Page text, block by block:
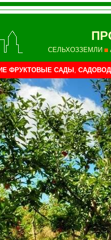
СЕЛЬХОЗЗЕМЛИ
ФРУКТОВЫЕ САДЫ ,